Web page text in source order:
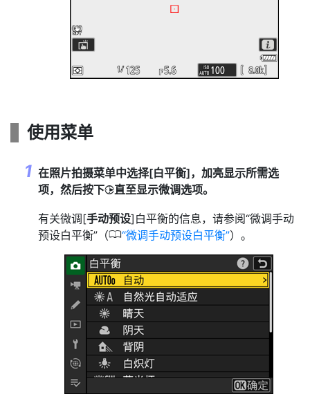
使用菜单
在照片拍摄菜单中选择[白平衡]，加亮显示所需选
项，然后按下2直至显示微调选项。
有关微调[手动预设]白平衡的信息，请参阅“微调手动
预设白平衡”（0 微调手动预设白平衡 ）。